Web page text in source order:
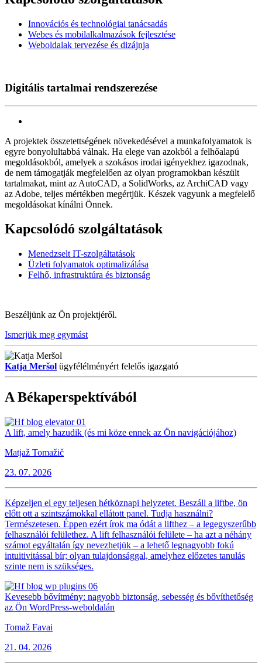
Innovációs és technológiai tanácsadás
Webes és mobilalkalmazások fejlesztése
Weboldalak tervezése és dizájnja
Digitális tartalmai rendszerezése
A projektek összetettségének növekedésével a munkafolyamatok is
egyre bonyolultabbá válnak. Ha elege van azokból a felhőalapú
megoldásokból, amelyek a szokásos irodai igényekhez igazodnak,
de nem támogatják megfelelően az olyan programokban készült
tartalmakat, mint az AutoCAD, a SolidWorks, az ArchiCAD vagy
az Adobe, teljes mértékben megértjük. Készek vagyunk a megfelelő
megoldásokat kínálni Önnek.
Kapcsolódó szolgáltatások
Menedzselt IT-szolgáltatások
Üzleti folyamatok optimalizálása
Felhő, infrastruktúra és biztonság
Beszéljünk az Ön projektjéről.
Ismerjük meg egymást
Katja Meršol ügyfélélményért felelős igazgató
A Békaperspektívából
A lift, amely hazudik (és mi köze ennek az Ön navigációjához)
Matjaž Tomažič
23. 07. 2026
Képzeljen el egy teljesen hétköznapi helyzetet. Beszáll a liftbe, ön
előtt ott a szintszámokkal ellátott panel. Tudja használni?
Természetesen. Éppen ezért írok ma ódát a lifthez – a legegyszerűbb
felhasználói felülethez. A lift felhasználói felülete – ha azt a néhány
számot egyáltalán így nevezhetjük – a lehető legnagyobb fokú
intuitivitással bír; olyan tulajdonsággal, amelyhez előzetes tanulás
szinte nem is szükséges.
Kevesebb bővítmény: nagyobb biztonság, sebesség és bővíthetőség
az Ön WordPress-weboldalán
Tomaž Favai
21. 04. 2026